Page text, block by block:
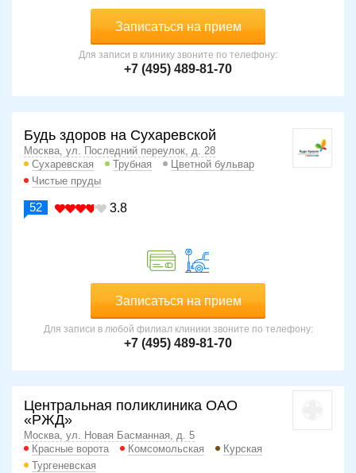
Записаться на прием
Для записи в клинику звоните по телефону:
+7 (495) 489-81-70
Будь здоров на Сухаревской
Москва, ул. Последний переулок, д. 28
Сухаревская
Трубная
Цветной бульвар
Чистые пруды
52 3.8
Записаться на прием
Для записи в любой филиал клиники звоните по телефону:
+7 (495) 489-81-70
Центральная поликлиника ОАО
«РЖД»
Москва, ул. Новая Басманная, д. 5
Красные ворота
Комсомольская
Курская
Тургеневская